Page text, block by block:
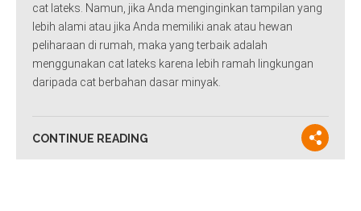
cat lateks. Namun, jika Anda menginginkan tampilan yang
lebih alami atau jika Anda memiliki anak atau hewan
peliharaan di rumah, maka yang terbaik adalah
menggunakan cat lateks karena lebih ramah lingkungan
daripada cat berbahan dasar minyak.
CONTINUE READING